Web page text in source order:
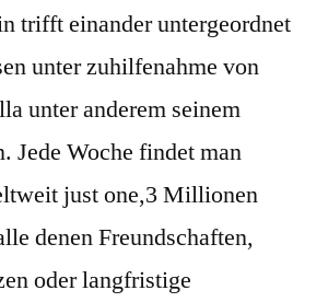
trifft einander untergeordnet
unter zuhilfenahme von
unter anderem seinem
Jede Woche findet man
just one,3 Millionen
denen Freundschaften,
oder langfristige